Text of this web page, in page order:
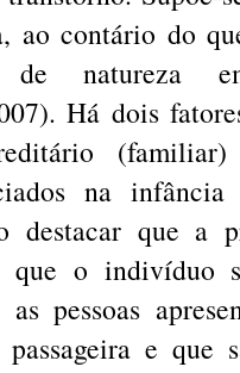
ao contário do
natureza
Há dois
na
destacar que a
que o indivíduo
pessoas
e que